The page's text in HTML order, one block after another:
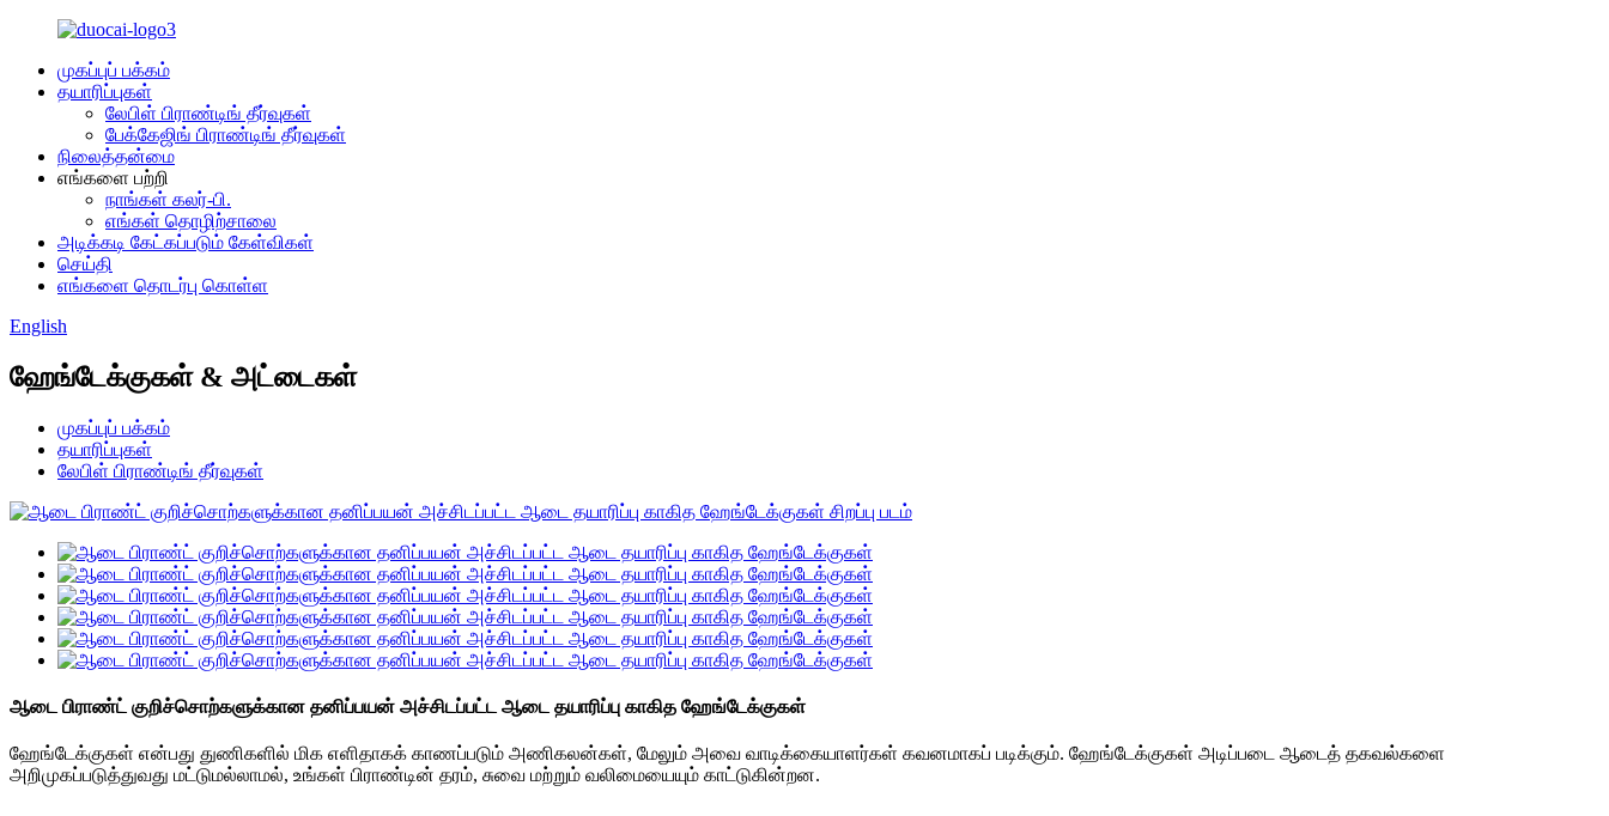
முகப்புப் பக்கம்
தயாரிப்புகள்
லேபிள் பிராண்டிங் தீர்வுகள்
பேக்கேஜிங் பிராண்டிங் தீர்வுகள்
நிலைத்தன்மை
எங்களை பற்றி
நாங்கள் கலர்-பி.
எங்கள் தொழிற்சாலை
அடிக்கடி கேட்கப்படும் கேள்விகள்
செய்தி
எங்களை தொடர்பு கொள்ள
English
ஹேங்டேக்குகள் & அட்டைகள்
முகப்புப் பக்கம்
தயாரிப்புகள்
லேபிள் பிராண்டிங் தீர்வுகள்
ஆடை பிராண்ட் குறிச்சொற்களுக்கான தனிப்பயன் அச்சிடப்பட்ட ஆடை தயாரிப்பு காகித ஹேங்டேக்குகள்
ஹேங்டேக்குகள் என்பது துணிகளில் மிக எளிதாகக் காணப்படும் அணிகலன்கள், மேலும் அவை வாடிக்கையாளர்கள் கவனமாகப் படிக்கும். ஹேங்டேக்குகள் அடிப்படை ஆடைத் தகவல்களை
அறிமுகப்படுத்துவது மட்டுமல்லாமல், உங்கள் பிராண்டின் தரம், சுவை மற்றும் வலிமையையும் காட்டுகின்றன.